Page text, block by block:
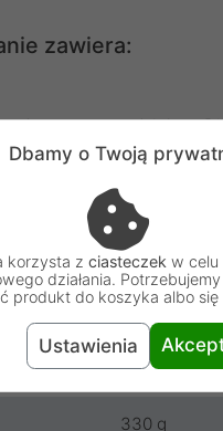
zawiera:
4-portowy rozdzielacz
dla użytkownika
Splitter
125x80x25
330 g
Dbamy o Twoją
korzysta z ciasteczek w celu
działania.
produkt do koszyka albo się
Ustawienia